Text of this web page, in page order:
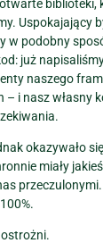
biblioteki,
Uspokajający
w podobny
już
naszego
i nasz własny
okazywało
miały